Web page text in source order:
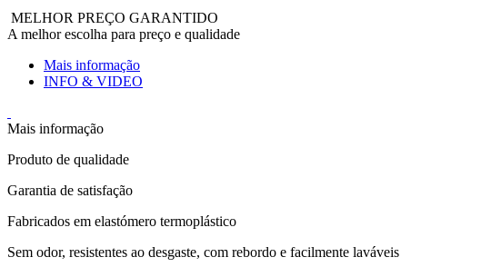
MELHOR PREÇO GARANTIDO
A melhor escolha para preço e qualidade
Mais informação
INFO & VIDEO
Mais informação
Produto de qualidade
Garantia de satisfação
Fabricados em elastómero termoplástico
Sem odor, resistentes ao desgaste, com rebordo e facilmente laváveis